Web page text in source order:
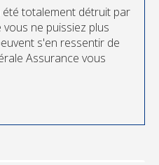
totalement détruit par
ne puissiez plus
s'en ressentir de
Assurance vous